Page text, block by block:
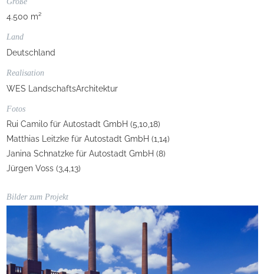
4.500 m²
Land
Deutschland
Realisation
WES LandschaftsArchitektur
Fotos
Rui Camilo für Autostadt GmbH (5,10,18)
Matthias Leitzke für Autostadt GmbH (1,14)
Janina Schnatzke für Autostadt GmbH (8)
Jürgen Voss (3,4,13)
Bilder zum Projekt